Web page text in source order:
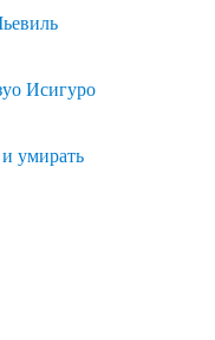
Исигуро
умирать